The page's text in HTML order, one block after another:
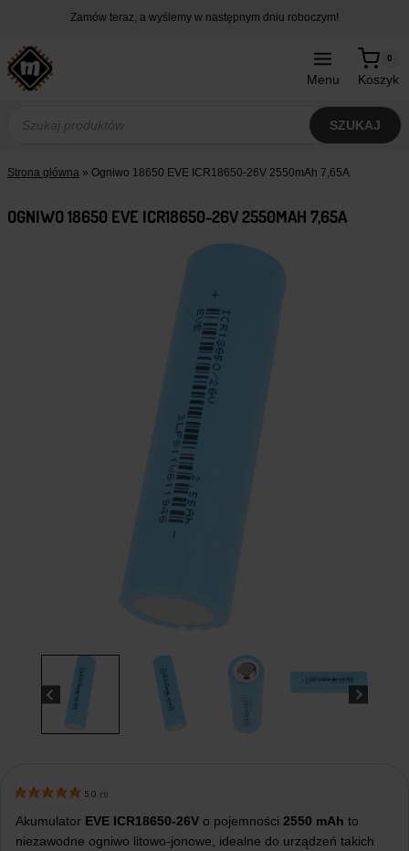
treści
Zamów teraz, a wyślemy w następnym dniu roboczym!
Menu Koszyk
0
produktów
SZUKAJ
Strona główna » Ogniwo 18650 EVE ICR18650-26V 2550mAh 7,65A
OGNIWO 18650 EVE ICR18650-26V 2550MAH 7,65A
5.0 (1)
Akumulator EVE ICR18650-26V o pojemności 2550 mAh to
niezawodne ogniwo litowo-jonowe, idealne do urządzeń takich